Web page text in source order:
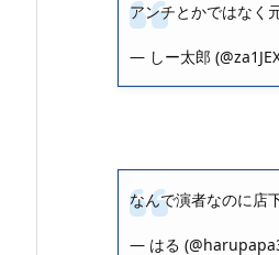
アンチとかではなく
— しー太郎
なんで演者なのに店
— はる